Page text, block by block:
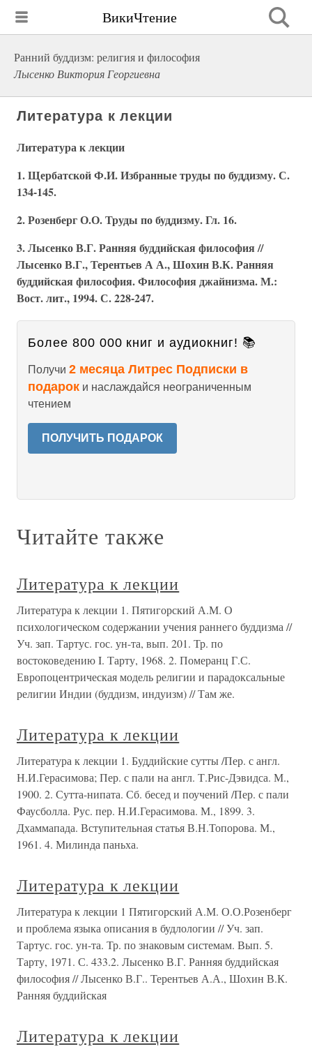
ВикиЧтение
Ранний буддизм: религия и философия
Лысенко Виктория Георгиевна
Литература к лекции
Литература к лекции
1. Щербатской Ф.И. Избранные труды по буддизму. С.
134-145.
2. Розенберг О.О. Труды по буддизму. Гл. 16.
3. Лысенко В.Г. Ранняя буддийская философия //
Лысенко В.Г., Терентьев А А., Шохин В.К. Ранняя
буддийская философия. Философия джайнизма. М.:
Вост. лит., 1994. С. 228-247.
Более 800 000 книг и аудиокниг! 📚
Получи 2 месяца Литрес Подписки в
подарок и наслаждайся неограниченным
чтением
ПОЛУЧИТЬ ПОДАРОК
Читайте также
Литература к лекции
Литература к лекции 1. Пятигорский А.М. О
психологическом содержании учения раннего буддизма //
Уч. зап. Тартус. гос. ун-та, вып. 201. Тр. по
востоковедению I. Тарту, 1968. 2. Померанц Г.С.
Европоцентрическая модель религии и парадоксальные
религии Индии (буддизм, индуизм) // Там же.
Литература к лекции
Литература к лекции 1. Буддийские сутты /Пер. с англ.
Н.И.Герасимова; Пер. с пали на англ. Т.Рис-Дэвидса. М.,
1900. 2. Сутта-нипата. Сб. бесед и поучений /Пер. с пали
Фаусболла. Рус. пер. Н.И.Герасимова. М., 1899. 3.
Дхаммапада. Вступительная статья В.Н.Топорова. М.,
1961. 4. Милинда паньха.
Литература к лекции
Литература к лекции 1 Пятигорский А.М. О.О.Розенберг
и проблема языка описания в будлологии // Уч. зап.
Тартус. гос. ун-та. Тр. по знаковым системам. Вып. 5.
Тарту, 1971. С. 433.2. Лысенко В.Г. Ранняя буддийская
философия // Лысенко В.Г.. Терентьев А.А., Шохин В.К.
Ранняя буддийская
Литература к лекции